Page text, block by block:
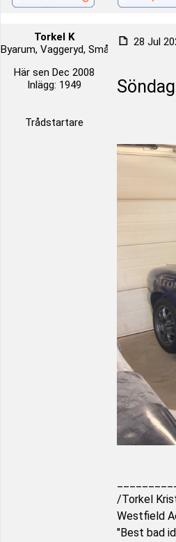
Torkel K
Byarum, Vaggeryd, Småland, Sverige
Här sen Dec 2008
Inlägg: 1949
Trådstartare
28 Jul
/Torkel
Westfield
"Best bad